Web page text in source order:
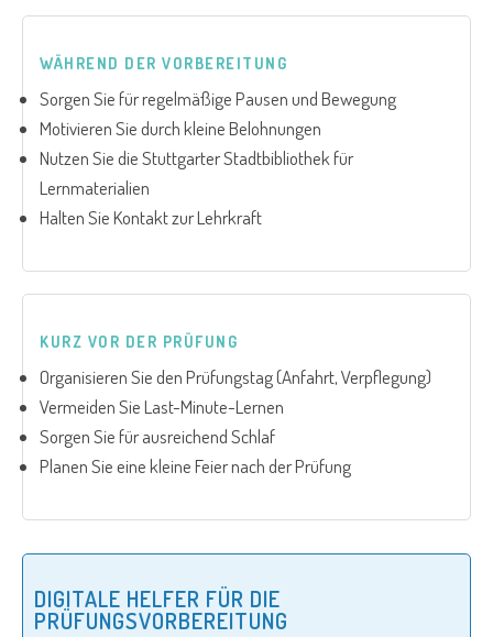
WÄHREND DER VORBEREITUNG
Sorgen Sie für regelmäßige Pausen und Bewegung
Motivieren Sie durch kleine Belohnungen
Nutzen Sie die Stuttgarter Stadtbibliothek für
Lernmaterialien
Halten Sie Kontakt zur Lehrkraft
KURZ VOR DER PRÜFUNG
Organisieren Sie den Prüfungstag (Anfahrt, Verpflegung)
Vermeiden Sie Last-Minute-Lernen
Sorgen Sie für ausreichend Schlaf
Planen Sie eine kleine Feier nach der Prüfung
DIGITALE HELFER FÜR DIE
PRÜFUNGSVORBEREITUNG